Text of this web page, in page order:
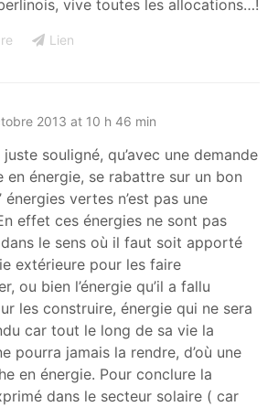
vive toutes les allocations…!
Lien
2013 at 10 h 46 min
juste souligné, qu’avec une demande
en énergie, se rabattre sur un bon
énergies vertes n’est pas une
effet ces énergies ne sont pas
le sens où il faut soit apporté
extérieure pour les faire
ou bien l’énergie qu’il a fallu
les construire, énergie qui ne sera
car tout le long de sa vie la
pourra jamais la rendre, d’où une
en énergie. Pour conclure la
dans le secteur solaire ( car